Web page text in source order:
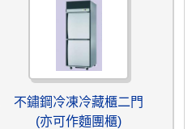
不鏽鋼冷凍冷藏櫃二門
(亦可作麵團櫃)